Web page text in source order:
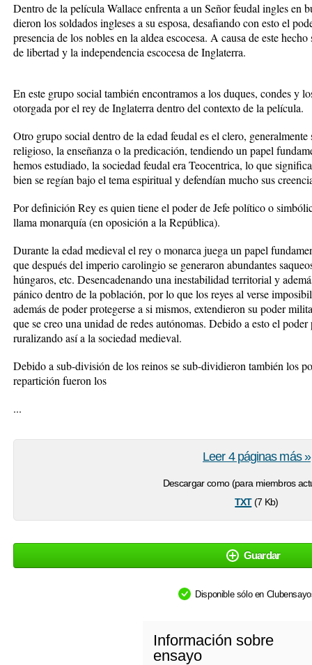
Dentro de la película Wallace enfrenta a un Señor feudal ingles en
dieron los soldados ingleses a su esposa, desafiando con esto el
presencia de los nobles en la aldea escocesa. A causa de este
de libertad y la independencia escocesa de Inglaterra.
En este grupo social también encontramos a los duques, condes y
otorgada por el rey de Inglaterra dentro del contexto de la película.
Otro grupo social dentro de la edad feudal es el clero,
religioso, la enseñanza o la predicación, tendiendo un papel
hemos estudiado, la sociedad feudal era Teocentrica, lo que
bien se regían bajo el tema espiritual y defendían mucho sus
Por definición Rey es quien tiene el poder de Jefe político o
llama monarquía (en oposición a la República).
Durante la edad medieval el rey o monarca juega un papel
que después del imperio carolingio se generaron abundantes
húngaros, etc. Desencadenando una inestabilidad territorial y
pánico dentro de la población, por lo que los reyes al verse
además de poder protegerse a si mismos, extendieron su poder
que se creo una unidad de redes autónomas. Debido a esto el
ruralizando así a la sociedad medieval.
Debido a sub-división de los reinos se sub-dividieron también los
repartición fueron los
...
Descargar como (para miembros
txt(7 Kb)
Leer 4 páginas más »
Guardar
Disponible sólo en
Información sobre
ensayo